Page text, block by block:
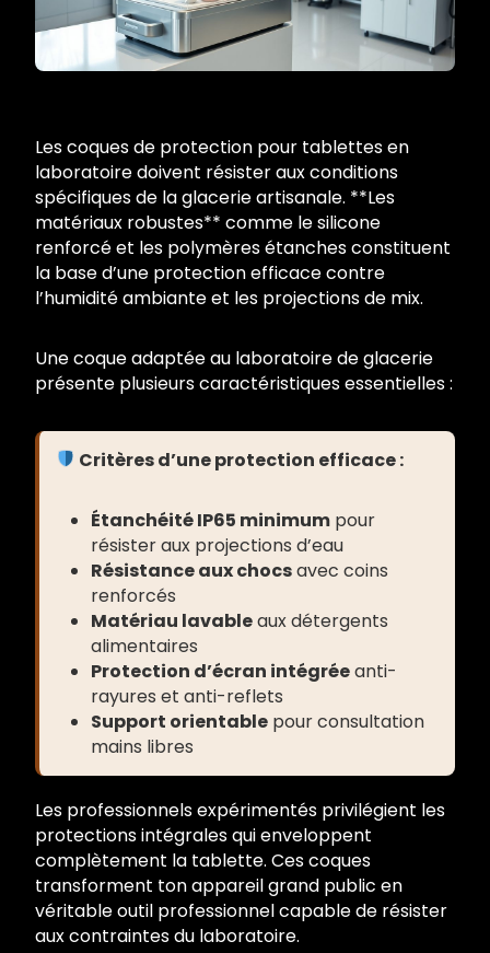
Les coques de protection pour tablettes en
laboratoire doivent résister aux conditions
spécifiques de la glacerie artisanale. **Les
matériaux robustes** comme le silicone
renforcé et les polymères étanches constituent
la base d’une protection efficace contre
l’humidité ambiante et les projections de mix.
Une coque adaptée au laboratoire de glacerie
présente plusieurs caractéristiques essentielles :
Critères d’une protection efficace :
Étanchéité IP65 minimum pour
résister aux projections d’eau
Résistance aux chocsavec coins
renforcés
Matériau lavableaux détergents
alimentaires
Protection d’écran intégréeanti-
rayures et anti-reflets
Support orientable pour consultation
mains libres
Les professionnels expérimentés privilégient les
protections intégrales qui enveloppent
complètement la tablette. Ces coques
transforment ton appareil grand public en
véritable outil professionnel capable de résister
aux contraintes du laboratoire.